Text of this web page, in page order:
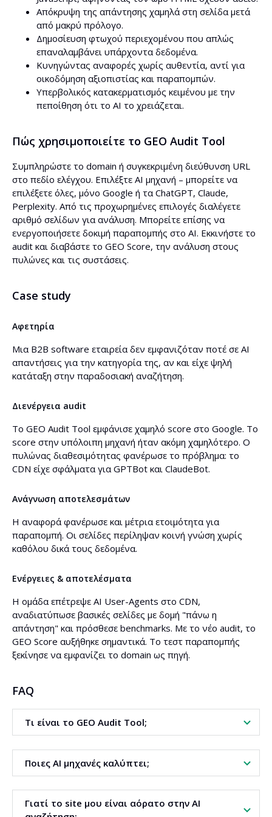
Απόκρυψη της απάντησης χαμηλά στη σελίδα μετά
από μακρύ πρόλογο.
Δημοσίευση φτωχού περιεχομένου που απλώς
επαναλαμβάνει υπάρχοντα δεδομένα.
Κυνηγώντας αναφορές χωρίς αυθεντία, αντί για
οικοδόμηση αξιοπιστίας και παραπομπών.
Υπερβολικός κατακερματισμός κειμένου με την
πεποίθηση ότι το AI το χρειάζεται.
Πώς χρησιμοποιείτε το GEO Audit Tool
Συμπληρώστε το domain ή συγκεκριμένη διεύθυνση URL
στο πεδίο ελέγχου. Επιλέξτε AI μηχανή – μπορείτε να
επιλέξετε όλες, μόνο Google ή τα ChatGPT, Claude,
Perplexity. Από τις προχωρημένες επιλογές διαλέγετε
αριθμό σελίδων για ανάλυση. Μπορείτε επίσης να
ενεργοποιήσετε δοκιμή παραπομπής στο AI. Εκκινήστε το
audit και διαβάστε το GEO Score, την ανάλυση στους
πυλώνες και τις συστάσεις.
Case study
Αφετηρία
Μια B2B software εταιρεία δεν εμφανιζόταν ποτέ σε AI
απαντήσεις για την κατηγορία της, αν και είχε ψηλή
κατάταξη στην παραδοσιακή αναζήτηση.
Διενέργεια audit
Το GEO Audit Tool εμφάνισε χαμηλό score στο Google. Το
score στην υπόλοιπη μηχανή ήταν ακόμη χαμηλότερο. Ο
πυλώνας διαθεσιμότητας φανέρωσε το πρόβλημα: το
CDN είχε σφάλματα για GPTBot και ClaudeBot.
Ανάγνωση αποτελεσμάτων
Η αναφορά φανέρωσε και μέτρια ετοιμότητα για
παραπομπή. Οι σελίδες περίληψαν κοινή γνώση χωρίς
καθόλου δικά τους δεδομένα.
Ενέργειες & αποτελέσματα
Η ομάδα επέτρεψε AI User-Agents στο CDN,
αναδιατύπωσε βασικές σελίδες με δομή "πάνω η
απάντηση" και πρόσθεσε benchmarks. Με το νέο audit, το
GEO Score αυξήθηκε σημαντικά. Το τεστ παραπομπής
ξεκίνησε να εμφανίζει το domain ως πηγή.
FAQ
Τι είναι το GEO Audit Tool;
Είναι εργαλείο Generative Engine Optimization. Ελέγχει
πόσο ορατή είναι η ιστοσελίδα σας στις AI μηχανές
αναζήτησης. Παρέχει GEO Score με προτεραιοποίηση
συστάσεων.
Ποιες AI μηχανές καλύπτει;
Αξιολογεί σήματα για Google AI Overviews και AI Mode.
Περιλαμβάνει επίσης ChatGPT, Claude και Perplexity. Το
Γιατί το site μου είναι αόρατο στην AI